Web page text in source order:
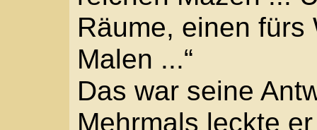
„Das kann nicht sein,
Grund nicht mehr, er
„Licht. Bitte, lass
Weißt du, ich habe